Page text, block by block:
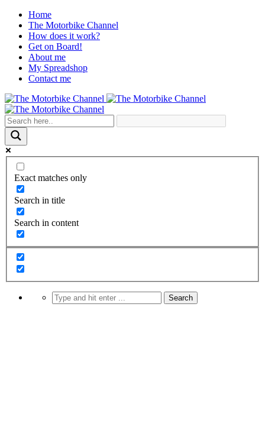
Home
The Motorbike Channel
How does it work?
Get on Board!
About me
My Spreadshop
Contact me
Exact matches only
Search in title
Search in content